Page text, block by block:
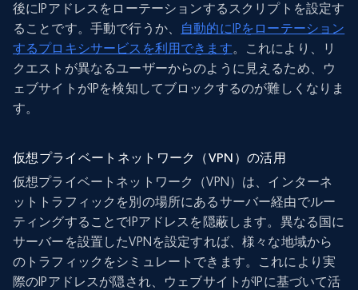
後にIPアドレスをローテーションするスクリプトを設定す
ることです。手動で行うか、
自動的にIPをローテーション
するプロキシサービスを利用できます。これにより、リ
クエストが異なるユーザーからのように見えるため、ウ
ェブサイトがIPを検知してブロックするのが難しくなりま
す。
仮想プライベートネットワーク（VPN）の活用
仮想プライベートネットワーク（VPN）は、インターネ
ットトラフィックを別の場所にあるサーバー経由でルー
ティングすることでIPアドレスを隠蔽します。異なる国に
サーバーを設置したVPNを設定すれば、様々な地域から
のトラフィックをシミュレートできます。これにより実
際のIPアドレスが隠され、ウェブサイトがIPに基づいて活